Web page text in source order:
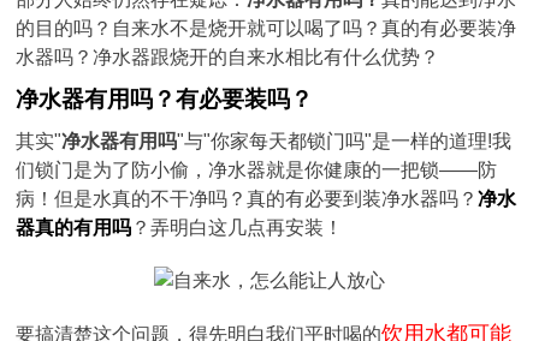
的目的吗？自来水不是烧开就可以喝了吗？真的有必要装净
水器吗？净水器跟烧开的自来水相比有什么优势？
净水器有用吗？有必要装吗？
其实"净水器有用吗"与"你家每天都锁门吗"是一样的道理!我
们锁门是为了防小偷，净水器就是你健康的一把锁——防
病！但是水真的不干净吗？真的有必要到装净水器吗？净水
器真的有用吗 ？弄明白这几点再安装！
要搞清楚这个问题，得先明白我们平时喝的饮用水都可能